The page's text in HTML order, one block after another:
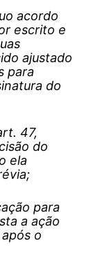
acordo
escrito e
ajustado
para
do
47,
do
ela
para
a ação
o